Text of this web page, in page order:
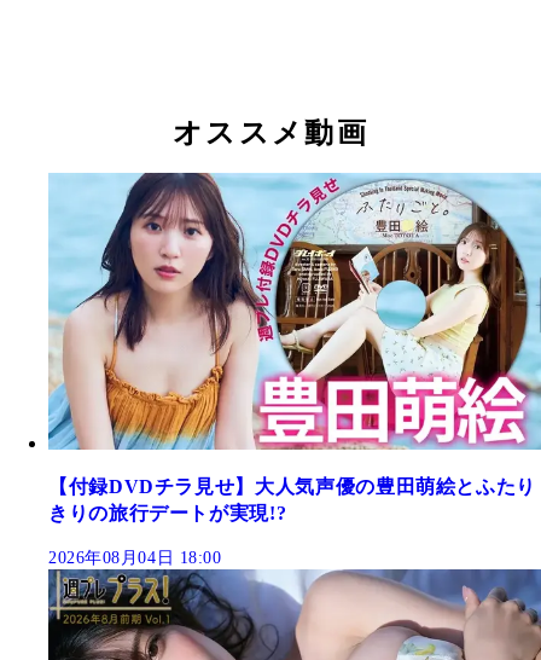
オススメ動画
【付録DVDチラ見せ】大人気声優の豊田萌絵とふたり
きりの旅行デートが実現!?
2026年08月04日 18:00